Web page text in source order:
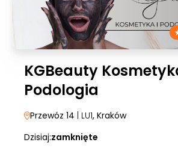
KGBeauty
Podologia
Przewóz 14 | LU1, Kraków
Dzisiaj:zamknięte